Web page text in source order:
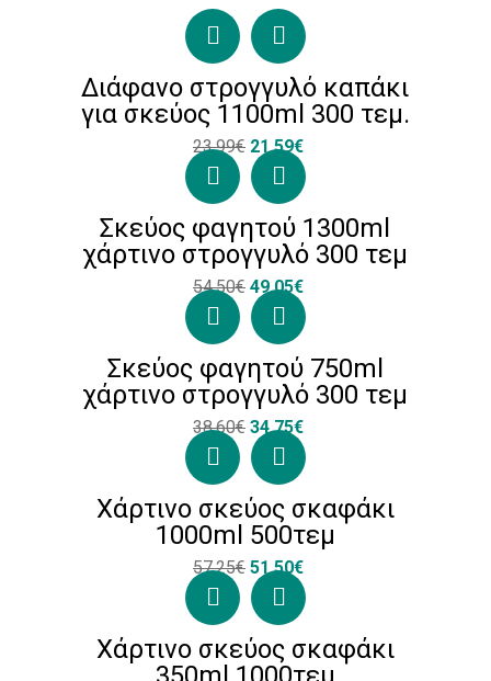
Διάφανο στρογγυλό καπάκι
για σκεύος 1100ml 300 τεμ.
23.99€ 21.59€
Σκεύος φαγητού 1300ml
χάρτινο στρογγυλό 300 τεμ
54.50€ 49.05€
Σκεύος φαγητού 750ml
χάρτινο στρογγυλό 300 τεμ
38.60€ 34.75€
Χάρτινο σκεύος σκαφάκι
1000ml 500τεμ
57.25€ 51.50€
Χάρτινο σκεύος σκαφάκι